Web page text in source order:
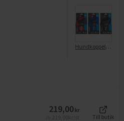
Hundkoppel Flexi FUN M
219,00 kr
Till butik